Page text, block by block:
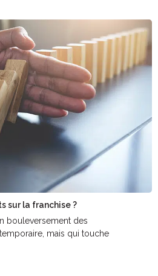
sur la franchise ?
bouleversement des
mais qui touche